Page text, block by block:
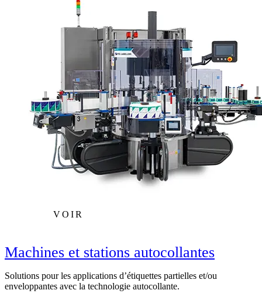
VOIR
Machines et stations autocollantes
Solutions pour les applications d’étiquettes partielles et/ou
enveloppantes avec la technologie autocollante.